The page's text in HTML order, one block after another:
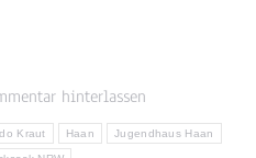
hinterlassen
Kraut Haan Jugendhaus Haan